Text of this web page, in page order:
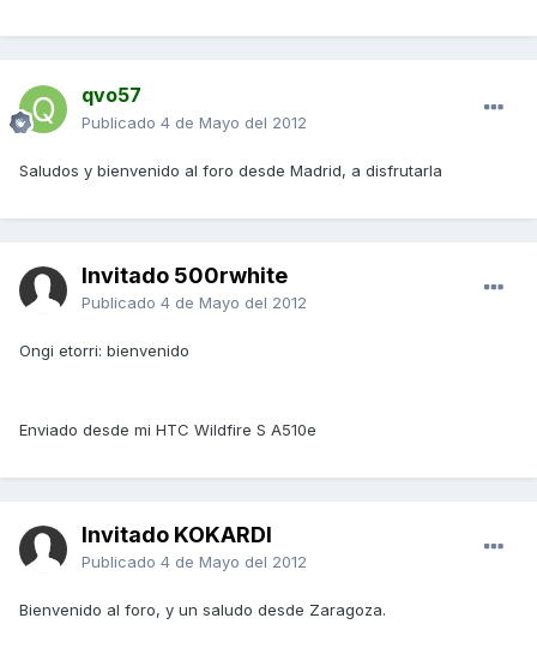
qvo57
Publicado 4 de Mayo del 2012
Saludos y bienvenido al foro desde Madrid, a disfrutarla
Invitado 500rwhite
Publicado 4 de Mayo del 2012
Ongi etorri: bienvenido
Enviado desde mi HTC Wildfire S A510e
Invitado KOKARDI
Publicado 4 de Mayo del 2012
Bienvenido al foro, y un saludo desde Zaragoza.